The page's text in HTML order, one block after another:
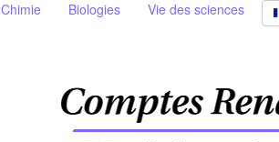
Chimie Biologies Vie des sciences